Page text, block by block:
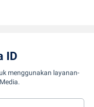
ID
menggunakan layanan-